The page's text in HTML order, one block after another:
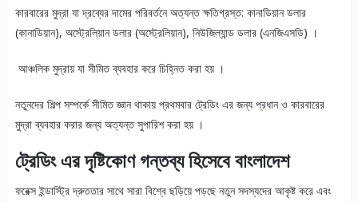
কারবারের মুদ্রা যা দ্রব্যের দামের পরিবর্তনে অত্যন্ত ক্ষতিগ্রস্ত: কানাডিয়ান ডলার
(কানাডিয়ান), অস্ট্রেলিয়ান ডলার (অস্ট্রেলিয়ান), নিউজিল্যান্ড ডলার (এনজিএসডি) ।
আঞ্চলিক মুদ্রায় যা সীমিত ব্যবহার করে চিহ্নিত করা হয় ।
নতুনদের শিল্প সম্পর্কে সীমিত জ্ঞান থাকায় প্রথমবার ট্রেডিং এর জন্য প্রধান ও কারবারের
মুদ্রা ব্যবহার করার জন্য অত্যন্ত সুপারিশ করা হয় ।
ট্রেডিং এর দৃষ্টিকোণ গন্তব্য হিসেবে বাংলাদেশ
ফরেক্স ইন্ডাস্ট্রি দ্রুততার সাথে সারা বিশ্বে ছড়িয়ে পড়ছে নতুন সদস্যদের আকৃষ্ট করে এবং